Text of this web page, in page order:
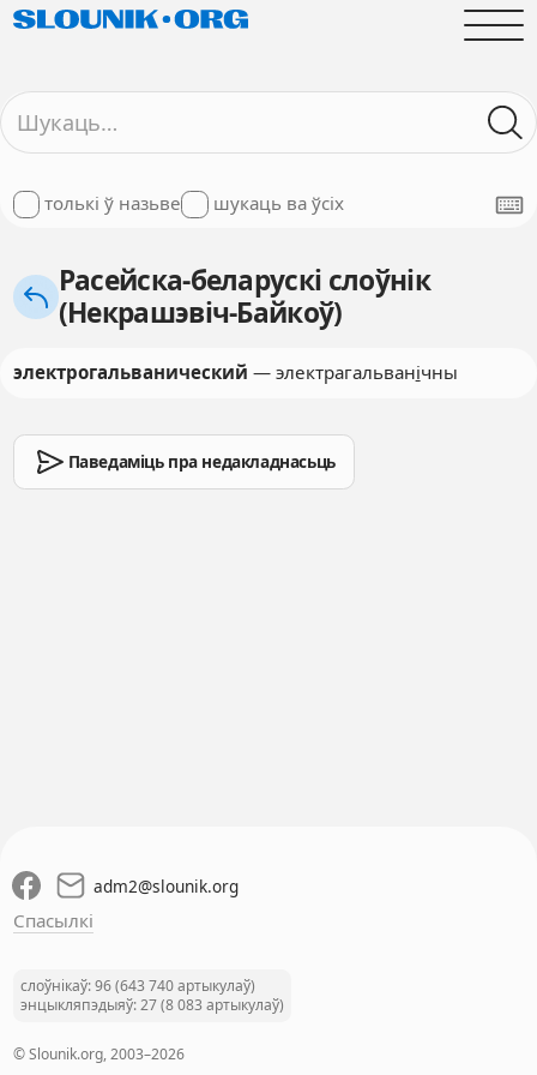
толькі ў назьве шукаць ва ўсіх
Расейска-беларускі слоўнік
(Некрашэвіч-Байкоў)
электрогальванический — электрагальванічны
Паведаміць пра недакладнасьць
adm2@slounik.org
Спасылкі
слоўнікаў: 96 (643 740 артыкулаў)
энцыкляпэдыяў: 27 (8 083 артыкулаў)
© Slounik.org, 2003–2026